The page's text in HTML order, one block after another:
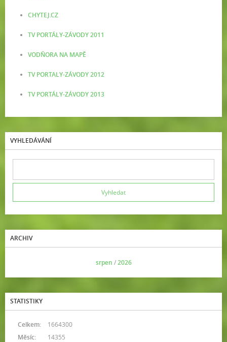
CHYTEJ.CZ
TV PORTÁLY-ZÁVODY 2011
VODŇORA NA MAPĚ
TV PORTALY-ZÁVODY 2012
TV PORTÁLY-ZÁVODY 2013
VYHLEDÁVÁNÍ
ARCHIV
srpen /2026
STATISTIKY
Celkem:
1664300
Měsíc:
14355